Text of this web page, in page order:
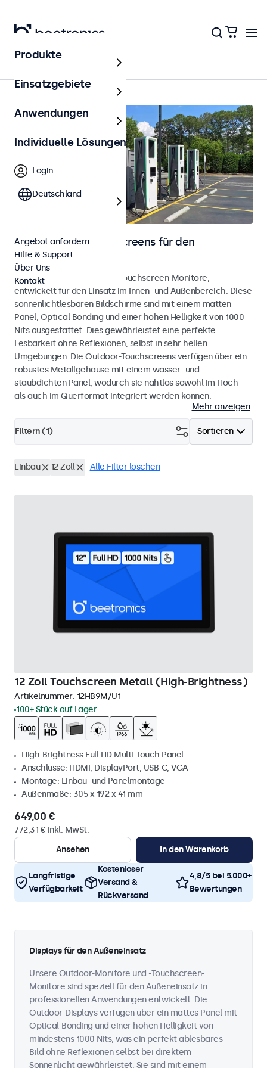
Startseite
Monitore und Touchscreens für den
Außenbereich
Wetterfeste Monitore und Touchscreen-Monitore,
entwickelt für den Einsatz im Innen- und Außenbereich. Diese
sonnenlichtlesbaren Bildschirme sind mit einem matten
Panel, Optical Bonding und einer hohen Helligkeit von 1000
Nits ausgestattet. Dies gewährleistet eine perfekte
Lesbarkeit ohne Reflexionen, selbst in sehr hellen
Umgebungen. Die Outdoor-Touchscreens verfügen über ein
robustes Metallgehäuse mit einem wasser- und
staubdichten Panel, wodurch sie nahtlos sowohl im Hoch-
als auch im Querformat integriert werden können.
Mehr anzeigen
Sortieren
Filtern (1)
Einbau 12 Zoll Alle Filter löschen
12 Zoll Touchscreen Metall (High-Brightness)
Artikelnummer: 12HB9M/U1
100+ Stück auf Lager
High-Brightness Full HD Multi-Touch Panel
Anschlüsse: HDMI, DisplayPort, USB-C, VGA
Montage: Einbau- und Panelmontage
Außenmaße: 305 x 192 x 41 mm
649,00 €
772,31 € inkl. MwSt.
Ansehen
In den Warenkorb
Langfristige
Verfügbarkeit
Kostenloser
Versand &
Rückversand
4,8/5 bei 5.000+
Bewertungen
Displays für den Außeneinsatz
Unsere Outdoor-Monitore und -Touchscreen-
Monitore sind speziell für den Außeneinsatz in
professionellen Anwendungen entwickelt. Die
Outdoor-Displays verfügen über ein mattes Panel mit
Optical-Bonding und einer hohen Helligkeit von
mindestens 1000 Nits, was ein perfekt ablesbares
Bild ohne Reflexionen selbst bei direktem
Sonnenlicht gewährleistet. Sie sind mit einem
Produkte
Einsatzgebiete
Anwendungen
Individuelle Lösungen
Login
Deutschland
Angebot anfordern
Hilfe & Support
Über Uns
Kontakt